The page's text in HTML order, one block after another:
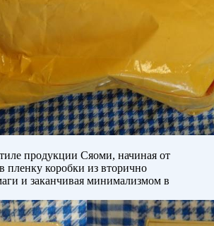
продукции Сяоми, начиная от
пленку коробки из вторично
и заканчивая минимализмом в